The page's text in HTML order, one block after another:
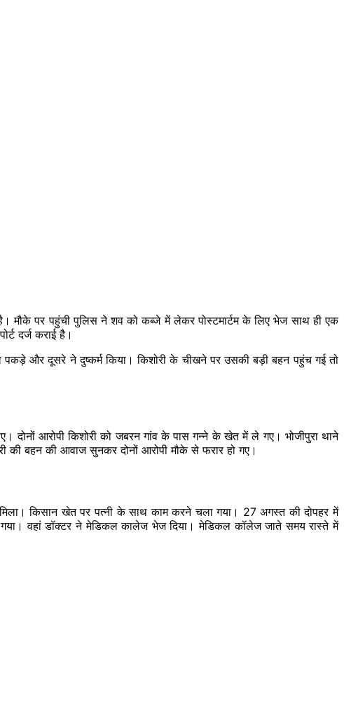
मौके पर पहुंची पुलिस ने शव को कब्जे में लेकर पोस्टमार्टम के लिए भेज साथ ही एक
दर्ज कराई है।
और दूसरे ने दुष्कर्म किया। किशोरी के चीखने पर उसकी बड़ी बहन पहुंच गई तो
दोनों आरोपी किशोरी को जबरन गांव के पास गन्ने के खेत में ले गए। भोजीपुरा थाने
की बहन की आवाज सुनकर दोनों आरोपी मौके से फरार हो गए।
किसान खेत पर पत्नी के साथ काम करने चला गया। 27 अगस्त की दोपहर में
वहां डॉक्टर ने मेडिकल कालेज भेज दिया। मेडिकल कॉलेज जाते समय रास्ते में